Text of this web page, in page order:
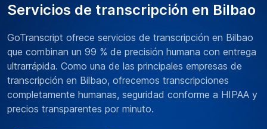
Servicios de transcripción en Bilbao
GoTranscript ofrece servicios de transcripción en Bilbao
que combinan un 99 % de precisión humana con entrega
ultrarrápida. Como una de las principales empresas de
transcripción en Bilbao, ofrecemos transcripciones
completamente humanas, seguridad conforme a HIPAA y
precios transparentes por minuto.